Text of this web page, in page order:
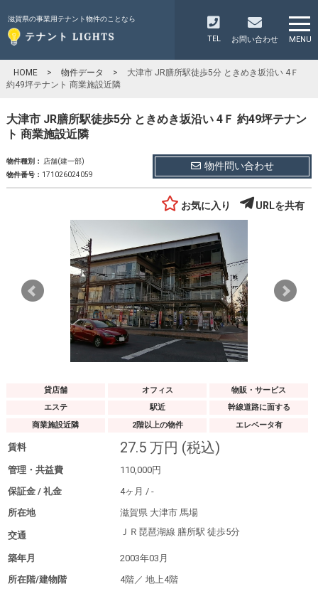
滋賀県の事業用テナント物件のことなら
TEL お問い合わせ MENU
HOME > 物件データ >
大津市 JR膳所駅徒歩5分 ときめき坂沿い 4Ｆ
約49坪テナント 商業施設近隣
大津市 JR膳所駅徒歩5分 ときめき坂沿い 4Ｆ 約49坪テナン
ト 商業施設近隣
物件種別： 店舗(建一部)
物件番号： 171026024059
物件問い合わせ
お気に入り URLを共有
貸店舗 オフィス
物販・サービス
エステ
駅近
幹線道路に面する
商業施設近隣
2階以上の物件 エレベータ有
賃料 27.5 万円 (税込)
管理・共益費 110,000円
保証金 / 礼金
4ヶ月 / -
所在地
滋賀県 大津市 馬場
交通 ＪＲ琵琶湖線 膳所駅 徒歩5分
築年月
2003年03月
所在階/建物階
4階／ 地上4階